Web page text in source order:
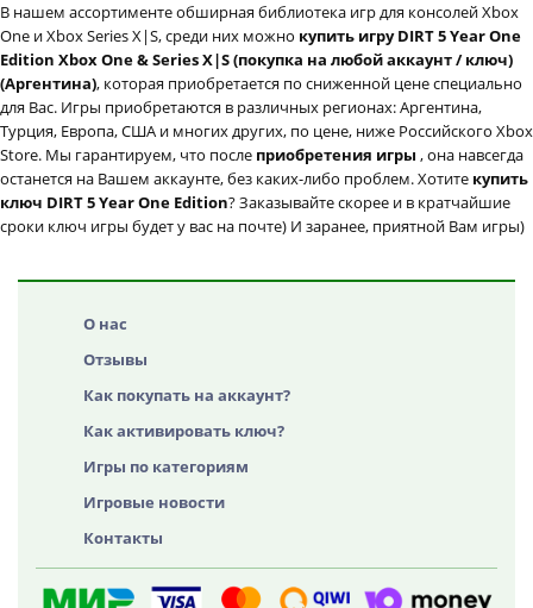
В нашем ассортименте обширная библиотека игр для консолей Xbox
One и Xbox Series X|S, среди них можно купить игру DIRT 5 Year One
Edition Xbox One & Series X|S (покупка на любой аккаунт / ключ)
(Аргентина), которая приобретается по сниженной цене специально
для Вас. Игры приобретаются в различных регионах: Аргентина,
Турция, Европа, США и многих других, по цене, ниже Российского Xbox
Store. Мы гарантируем, что после приобретения игры , она навсегда
останется на Вашем аккаунте, без каких-либо проблем. Хотите купить
ключ DIRT 5 Year One Edition? Заказывайте скорее и в кратчайшие
сроки ключ игры будет у вас на почте) И заранее, приятной Вам игры)
О нас
Отзывы
Как покупать на аккаунт?
Как активировать ключ?
Игры по категориям
Игровые новости
Контакты